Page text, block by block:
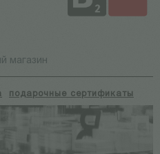
магазин
подарочные сертификаты